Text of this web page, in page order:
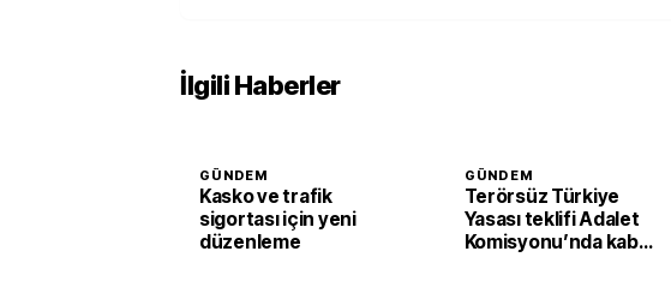
İlgili Haberler
GÜNDEM
Kasko ve trafik
sigortası için yeni
düzenleme
GÜNDEM
Terörsüz Türkiye
Yasası teklifi Adalet
Komisyonu’nda kabul